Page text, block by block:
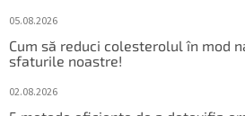
05.08.2026
Cum să reduci colesterolul în mod
sfaturile noastre!
02.08.2026